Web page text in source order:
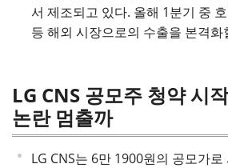
서 제조되고 있다. 올해 1분기 중
등 해외 시장으로의 수출을 본격화
LG CNS 공모주 청약 시
논란 멈출까
LG CNS는 6만 1900원의 공모가